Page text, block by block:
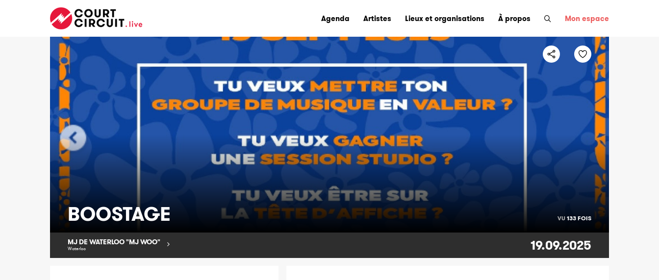
Agenda Artistes Lieux et organisations À propos Mon espace
BOOSTAGE VU 133 FOIS
MJ DE WATERLOO "MJ WOO"
Waterloo 19.09.2025